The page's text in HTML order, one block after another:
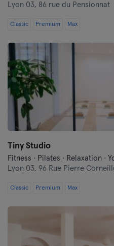
Lyon 03, 86 rue du Pensionnat
Classic Premium Max
Tiny Studio
Fitness · Pilates · Relaxation ·
Lyon 03, 96 Rue Pierre
Classic Premium Max